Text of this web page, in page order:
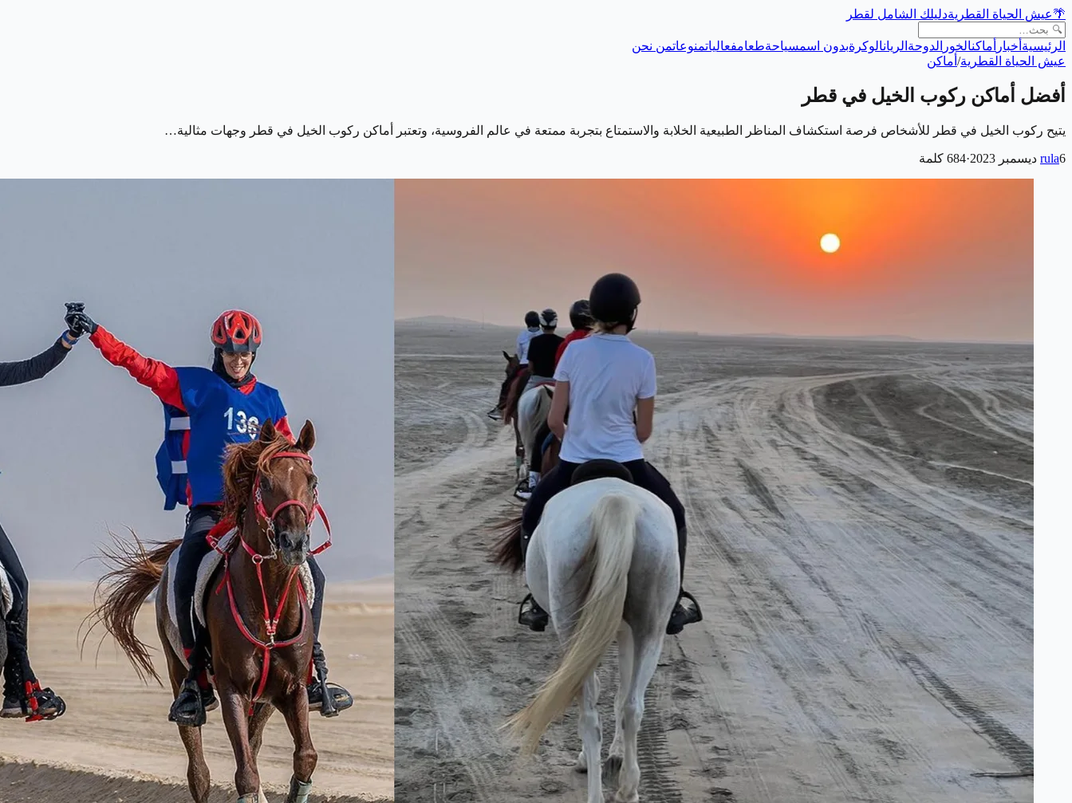
🌴عيش الحياة القطريةدليلك الشامل لقطر
الرئيسية أخبار أماكنالخور الدوحة الريانالوكرةبدون اسمسياحةطعامفعالياتمنوعاتمن نحن
عيش الحياة القطرية/ أماكن
أفضل أماكن ركوب الخيل في قطر
يتيح ركوب الخيل في قطر للأشخاص فرصة استكشاف المناظر الطبيعية الخلابة والاستمتاع بتجربة ممتعة في عالم الفروسية، وتعتبر أماكن ركوب الخيل في قطر وجهات مثالية…
rula6 ديسمبر 2023 ·
684 كلمة